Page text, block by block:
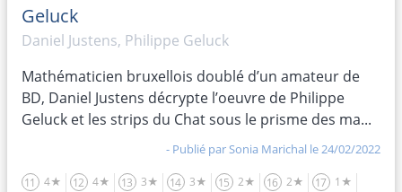
Geluck
Daniel Justens, Philippe Geluck
Mathématicien bruxellois doublé d’un amateur de
BD, Daniel Justens décrypte l’oeuvre de Philippe
Geluck et les strips du Chat sous le prisme des ma...
- Publié parSonia Marichal le 24/02/2022
11 4★ 12 4★ 13 3★ 14 3★ 15 2★ 16 2★ 17
1★